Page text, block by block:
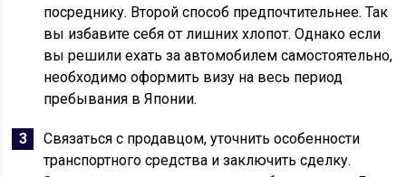
посреднику. Второй способ предпочтительнее. Так
вы избавите себя от лишних хлопот. Однако если
вы решили ехать за автомобилем самостоятельно,
необходимо оформить визу на весь период
пребывания в Японии.
Связаться с продавцом, уточнить особенности
транспортного средства и заключить сделку.